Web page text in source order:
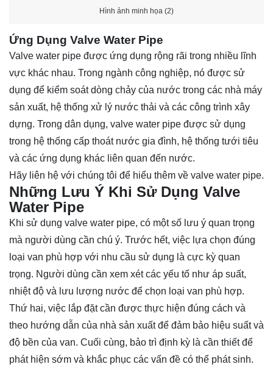
Hình ảnh minh họa (2)
Ứng Dụng Valve Water Pipe
Valve water pipe được ứng dụng rộng rãi trong nhiều lĩnh
vực khác nhau. Trong ngành công nghiệp, nó được sử
dụng để kiểm soát dòng chảy của nước trong các nhà máy
sản xuất, hệ thống xử lý nước thải và các công trình xây
dựng. Trong dân dụng, valve water pipe được sử dụng
trong hệ thống cấp thoát nước gia đình, hệ thống tưới tiêu
và các ứng dụng khác liên quan đến nước.
Hãy liên hệ với chúng tôi để hiểu thêm về valve water pipe.
Những Lưu Ý Khi Sử Dụng Valve
Water Pipe
Khi sử dụng valve water pipe, có một số lưu ý quan trọng
mà người dùng cần chú ý. Trước hết, việc lựa chọn đúng
loại van phù hợp với nhu cầu sử dụng là cực kỳ quan
trọng. Người dùng cần xem xét các yếu tố như áp suất,
nhiệt độ và lưu lượng nước để chọn loại van phù hợp.
Thứ hai, việc lắp đặt cần được thực hiện đúng cách và
theo hướng dẫn của nhà sản xuất để đảm bảo hiệu suất và
độ bền của van. Cuối cùng, bảo trì định kỳ là cần thiết để
phát hiện sớm và khắc phục các vấn đề có thể phát sinh.